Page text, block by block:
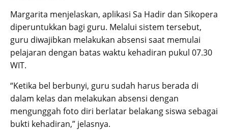
Margarita menjelaskan, aplikasi Sa Hadir dan Sikopera
diperuntukkan bagi guru. Melalui sistem tersebut,
guru diwajibkan melakukan absensi saat memulai
pelajaran dengan batas waktu kehadiran pukul 07.30
WIT.
“Ketika bel berbunyi, guru sudah harus berada di
dalam kelas dan melakukan absensi dengan
mengunggah foto diri berlatar belakang siswa sebagai
bukti kehadiran,” jelasnya.